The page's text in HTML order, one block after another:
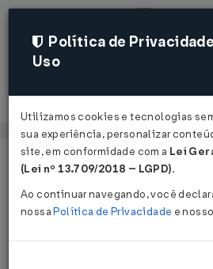
Página Inicial Legislações
Resolução
Política de
Uso
Utilizamos cookies e tecnologias
sua experiência, personalizar
site, em conformidade com a Lei
(Lei nº 13.709/2018 – LGPD).
Ao continuar navegando, você
nossaPolítica de Privacidade e nosso